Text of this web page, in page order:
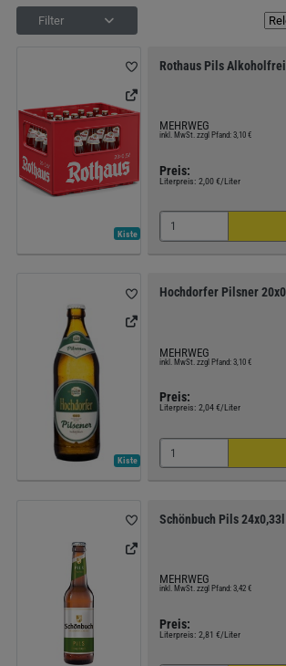
Filter
Kiste
Rothaus Pils Alkoholfrei
MEHRWEG
inkl. MwSt. zzgl Pfand: 3,10 €
Preis:
Literpreis: 2,00 €/Liter
Kiste
Hochdorfer Pilsner
MEHRWEG
inkl. MwSt. zzgl Pfand: 3,10 €
Preis:
Literpreis: 2,04 €/Liter
Schönbuch Pils 24x0,33l
MEHRWEG
inkl. MwSt. zzgl Pfand: 3,42 €
Preis:
Literpreis: 2,81 €/Liter